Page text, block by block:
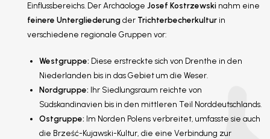
Einflussbereichs. Der Archäologe Josef Kostrzewski nahm eine
feinere Untergliederungder Trichterbecherkulturin
verschiedene regionale Gruppen vor:
Westgruppe: Diese erstreckte sich von Drenthe in den
Niederlanden bis in das Gebiet um die Weser.
Nordgruppe: Ihr Siedlungsraum reichte von
Südskandinavien bis in den mittleren Teil Norddeutschlands.
Ostgruppe: Im Norden Polens verbreitet, umfasste sie auch
die Brześć-Kujawski-Kultur, die eine Verbindung zur